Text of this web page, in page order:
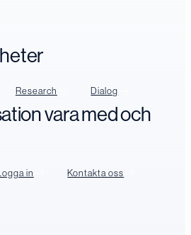
Research Dialog
vara med och
in Kontakta oss